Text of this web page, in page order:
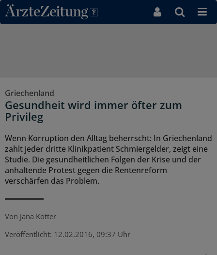
Direkt zum Inhaltsbereich
Griechenland
Gesundheit wird immer öfter zum
Privileg
Wenn Korruption den Alltag beherrscht: In Griechenland
zahlt jeder dritte Klinikpatient Schmiergelder, zeigt eine
Studie. Die gesundheitlichen Folgen der Krise und der
anhaltende Protest gegen die Rentenreform
verschärfen das Problem.
Von Jana Kötter
Veröffentlicht: 12.02.2016, 09:37 Uhr